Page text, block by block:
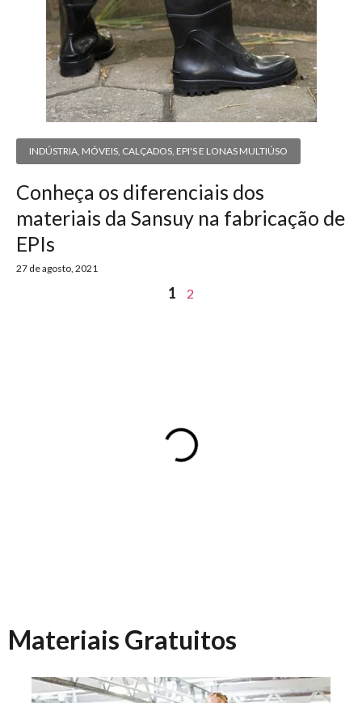
INDÚSTRIA MÓVEIS, CALÇADOS, EPI'S E LONAS MULTIÚSO
Conheça os diferenciais dos
materiais da Sansuy na fabricação de
EPIs
27 de agosto, 2021
1 2
Materiais Gratuitos